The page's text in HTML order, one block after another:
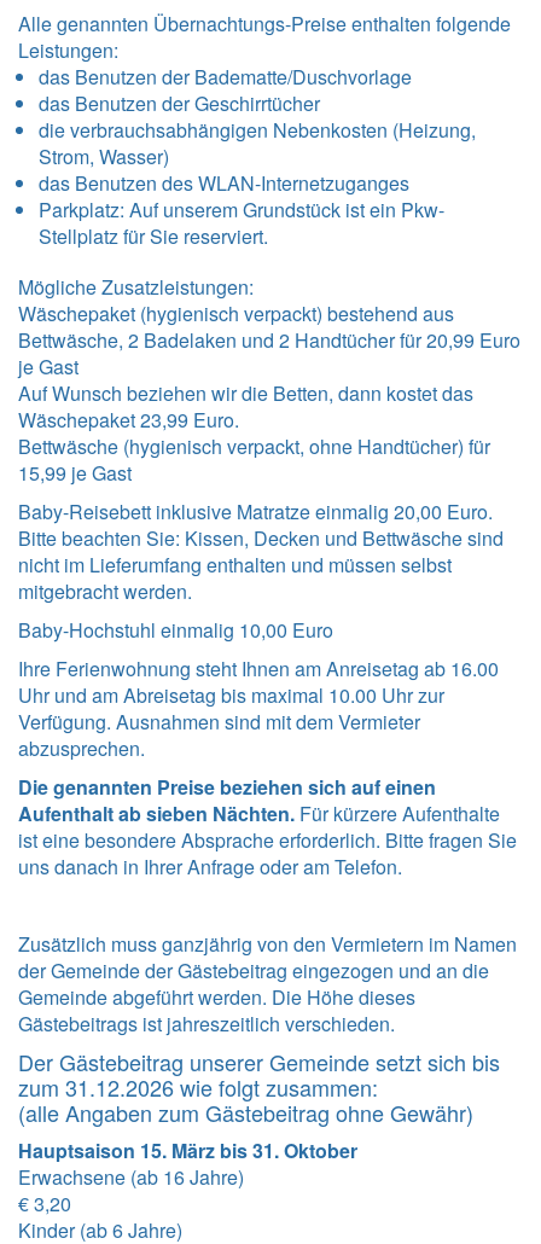
Alle genannten Übernachtungs-Preise enthalten folgende
Leistungen:
das Benutzen der Badematte/Duschvorlage
das Benutzen der Geschirrtücher
die verbrauchsabhängigen Nebenkosten (Heizung,
Strom, Wasser)
das Benutzen des WLAN-Internetzuganges
Parkplatz: Auf unserem Grundstück ist ein Pkw-
Stellplatz für Sie reserviert.
Mögliche Zusatzleistungen:
Wäschepaket (hygienisch verpackt) bestehend aus
Bettwäsche, 2 Badelaken und 2 Handtücher für 20,99 Euro
je Gast
Auf Wunsch beziehen wir die Betten, dann kostet das
Wäschepaket 23,99 Euro.
Bettwäsche (hygienisch verpackt, ohne Handtücher) für
15,99 je Gast
Baby-Reisebett inklusive Matratze einmalig 20,00 Euro.
Bitte beachten Sie: Kissen, Decken und Bettwäsche sind
nicht im Lieferumfang enthalten und müssen selbst
mitgebracht werden.
Baby-Hochstuhl einmalig 10,00 Euro
Ihre Ferienwohnung steht Ihnen am Anreisetag ab 16.00
Uhr und am Abreisetag bis maximal 10.00 Uhr zur
Verfügung. Ausnahmen sind mit dem Vermieter
abzusprechen.
Die genannten Preise beziehen sich auf einen
Aufenthalt ab sieben Nächten. Für kürzere Aufenthalte
ist eine besondere Absprache erforderlich. Bitte fragen Sie
uns danach in Ihrer Anfrage oder am Telefon.
Zusätzlich muss ganzjährig von den Vermietern im Namen
der Gemeinde der Gästebeitrag eingezogen und an die
Gemeinde abgeführt werden. Die Höhe dieses
Gästebeitrags ist jahreszeitlich verschieden.
Der Gästebeitrag unserer Gemeinde setzt sich bis
zum 31.12.2026 wie folgt zusammen:
(alle Angaben zum Gästebeitrag ohne Gewähr)
Hauptsaison 15. März bis 31. Oktober
Erwachsene (ab 16 Jahre)
€ 3,20
Kinder (ab 6 Jahre)